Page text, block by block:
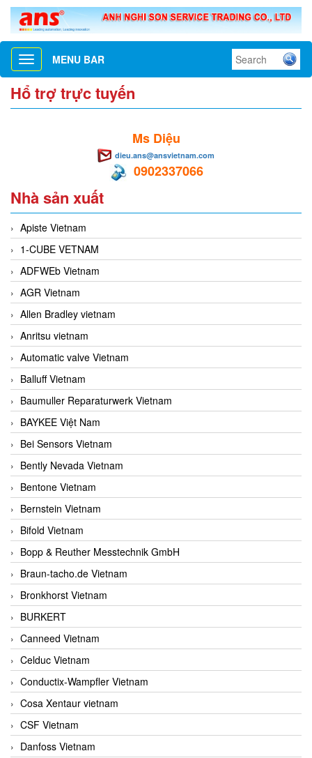
Toggle
navigation
MENU BAR
Hổ trợ trực tuyến
Ms Diệu
dieu.ans@ansvietnam.com
0902337066
Nhà sản xuất
Apiste Vietnam
1-CUBE VETNAM
ADFWEb Vietnam
AGR Vietnam
Allen Bradley vietnam
Anritsu vietnam
Automatic valve Vietnam
Balluff Vietnam
Baumuller Reparaturwerk Vietnam
BAYKEE Việt Nam
Bei Sensors Vietnam
Bently Nevada Vietnam
Bentone Vietnam
Bernstein Vietnam
Bifold Vietnam
Bopp & Reuther Messtechnik GmbH
Braun-tacho.de Vietnam
Bronkhorst Vietnam
BURKERT
Canneed Vietnam
Celduc Vietnam
Conductix-Wampfler Vietnam
Cosa Xentaur vietnam
CSF Vietnam
Danfoss Vietnam